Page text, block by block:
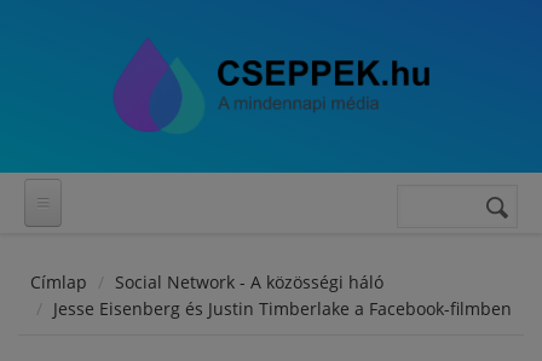
Keresés
Címlap
Social Network - A közösségi háló
Jesse Eisenberg és Justin Timberlake a Facebook-filmben